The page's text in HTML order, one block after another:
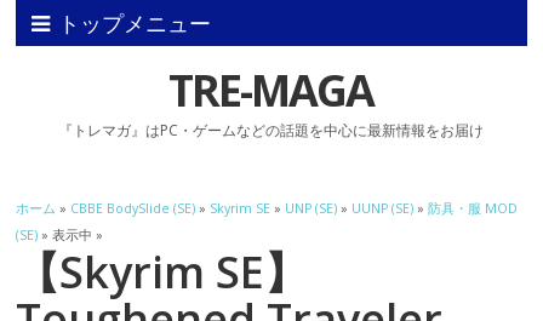
トップメニュー
TRE-MAGA
『トレマガ』はPC・ゲームなどの話題を中心に最新情報をお届け
ホーム » CBBE BodySlide (SE) » Skyrim SE » UNP (SE) » UUNP (SE) »防具・服 MOD
(SE) » 表示中 »
【Skyrim SE】